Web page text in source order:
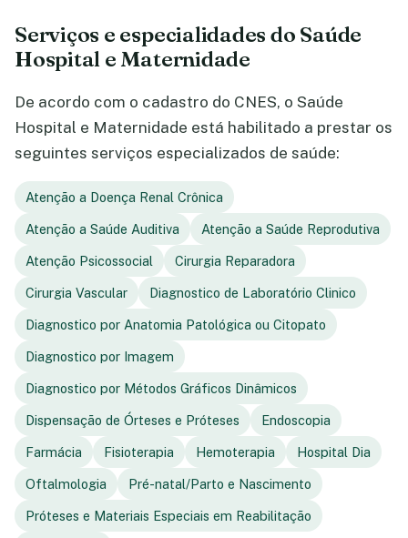
Serviços e especialidades do Saúde
Hospital e Maternidade
De acordo com o cadastro do CNES, o Saúde
Hospital e Maternidade está habilitado a prestar os
seguintes serviços especializados de saúde:
Atenção a Doença Renal Crônica
Atenção a Saúde Auditiva Atenção a Saúde Reprodutiva
Atenção Psicossocial Cirurgia Reparadora
Cirurgia Vascular Diagnostico de Laboratório Clinico
Diagnostico por Anatomia Patológica ou Citopato
Diagnostico por Imagem
Diagnostico por Métodos Gráficos Dinâmicos
Dispensação de Órteses e Próteses Endoscopia
Farmácia Fisioterapia Hemoterapia Hospital Dia
Oftalmologia Pré-natal/Parto e Nascimento
Próteses e Materiais Especiais em Reabilitação